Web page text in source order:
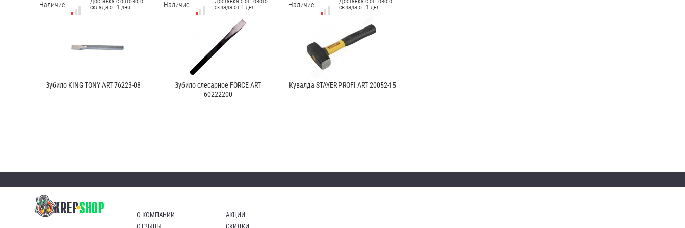
Наличие: склада от 1 дня
Зубило KING TONY ART 76223-08
Наличие: склада от 1 дня
Зубило слесарное FORCE ART
60222200
Наличие: склада от 1 дня
Кувалда STAYER PROFI ART 20052-15
О КОМПАНИИ
АКЦИИ